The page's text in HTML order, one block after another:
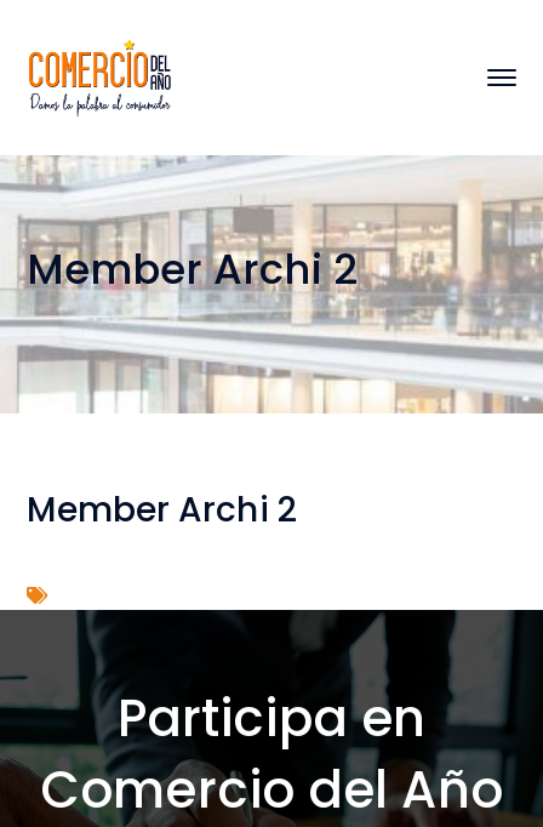
Member Archi 2
Member Archi 2
Participa en
Comercio del Año